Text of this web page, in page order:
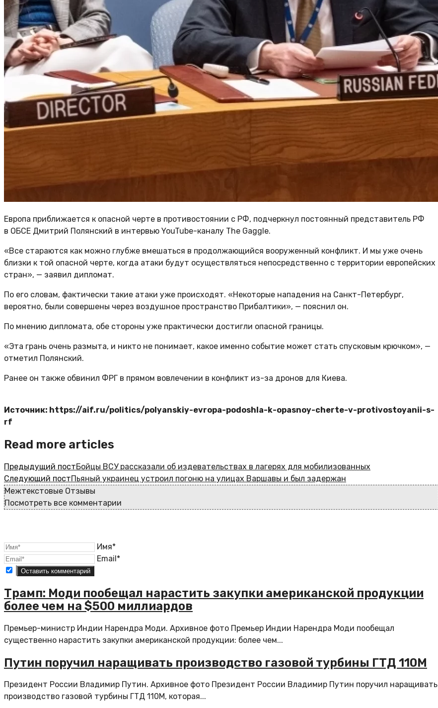
Европа приближается к опасной черте в противостоянии с РФ, подчеркнул постоянный представитель РФ
в ОБСЕ Дмитрий Полянский в интервью YouTube-каналу The Gaggle.
«Все стараются как можно глубже вмешаться в продолжающийся вооруженный конфликт. И мы уже очень
близки к той опасной черте, когда атаки будут осуществляться непосредственно с территории европейских
стран», — заявил дипломат.
По его словам, фактически такие атаки уже происходят. «Некоторые нападения на Санкт-Петербург,
вероятно, были совершены через воздушное пространство Прибалтики», — пояснил он.
По мнению дипломата, обе стороны уже практически достигли опасной границы.
«Эта грань очень размыта, и никто не понимает, какое именно событие может стать спусковым крючком», —
отметил Полянский.
Ранее он также обвинил ФРГ в прямом вовлечении в конфликт из-за дронов для Киева.
Источник: https://aif.ru/politics/polyanskiy-evropa-podoshla-k-opasnoy-cherte-v-protivostoyanii-s-
rf
Read more articles
Предыдущий постБойцы ВСУ рассказали об издевательствах в лагерях для мобилизованных
Следующий постПьяный украинец устроил погоню на улицах Варшавы и был задержан
Межтекстовые Отзывы
Посмотреть все комментарии
Имя*
Email*
Трамп: Моди пообещал нарастить закупки американской продукции
более чем на $500 миллиардов
Премьер-министр Индии Нарендра Моди. Архивное фото Премьер Индии Нарендра Моди пообещал
существенно нарастить закупки американской продукции: более чем...
Путин поручил наращивать производство газовой турбины ГТД 110М
Президент России Владимир Путин. Архивное фото Президент России Владимир Путин поручил наращивать
производство газовой турбины ГТД 110М, которая...